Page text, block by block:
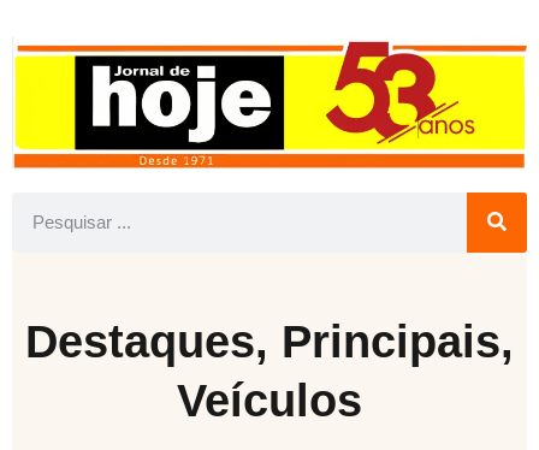
Destaques, Principais,
Veículos